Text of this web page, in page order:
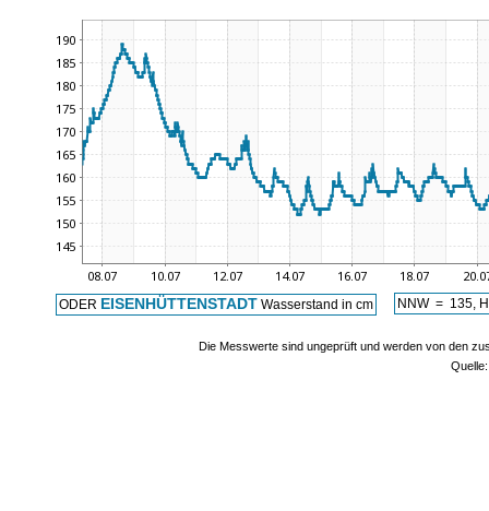
ODER EISENHÜTTENSTADT Wasserstand in cm NNW = 135,
Die Messwerte sind ungeprüft und werden von den